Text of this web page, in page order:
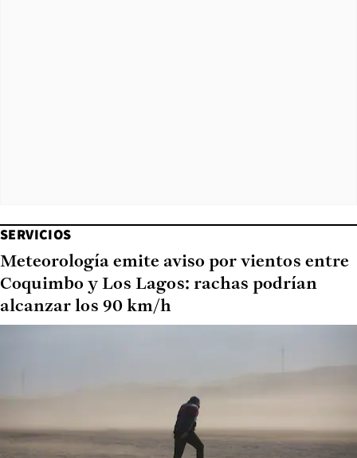
SERVICIOS
Meteorología emite aviso por vientos entre
Coquimbo y Los Lagos: rachas podrían
alcanzar los 90 km/h